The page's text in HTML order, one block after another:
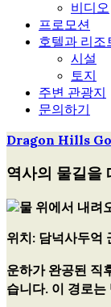
비디오
프로모션
호텔과 리조
시설
토지
주변 관광지
문의하기
Dragon Hills
탐
색
역사의 물길을
위치: 담넉사두
운하가 완공된 직
습니다. 이 경로